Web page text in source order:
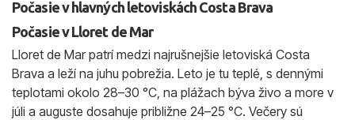
Počasie v hlavných letoviskách Costa Brava
Počasie v Lloret de Mar
Lloret de Mar patrí medzi najrušnejšie letoviská Costa
Brava a leží na juhu pobrežia. Leto je tu teplé, s dennými
teplotami okolo 28–30 °C, na plážach býva živo a more v
júli a auguste dosahuje približne 24–25 °C. Večery sú